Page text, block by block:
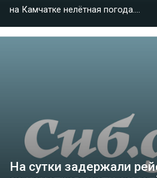
на Камчатке нелётная погода....
На сутки задержали